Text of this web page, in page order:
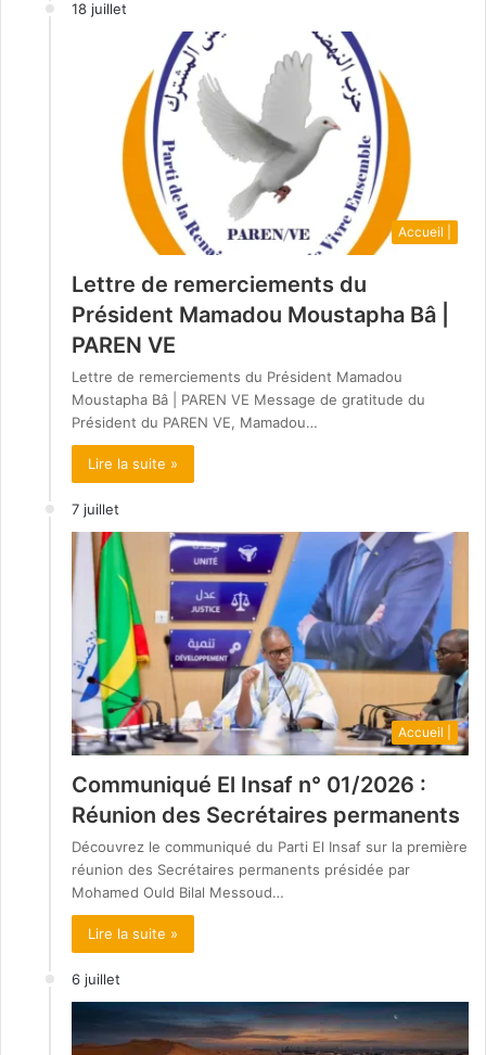
18 juillet
Accueil |
Lettre de remerciements du
Président Mamadou Moustapha Bâ |
PAREN VE
Lettre de remerciements du Président Mamadou
Moustapha Bâ | PAREN VE Message de gratitude du
Président du PAREN VE, Mamadou…
Lire la suite »
7 juillet
Accueil |
Communiqué El Insaf n° 01/2026 :
Réunion des Secrétaires permanents
Découvrez le communiqué du Parti El Insaf sur la première
réunion des Secrétaires permanents présidée par
Mohamed Ould Bilal Messoud…
Lire la suite »
6 juillet